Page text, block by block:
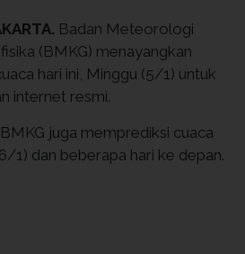
Badan Meteorologi
(BMKG) menayangkan
hari ini, Minggu (5/1) untuk
internet resmi.
juga memprediksi cuaca
1) dan beberapa hari ke depan.